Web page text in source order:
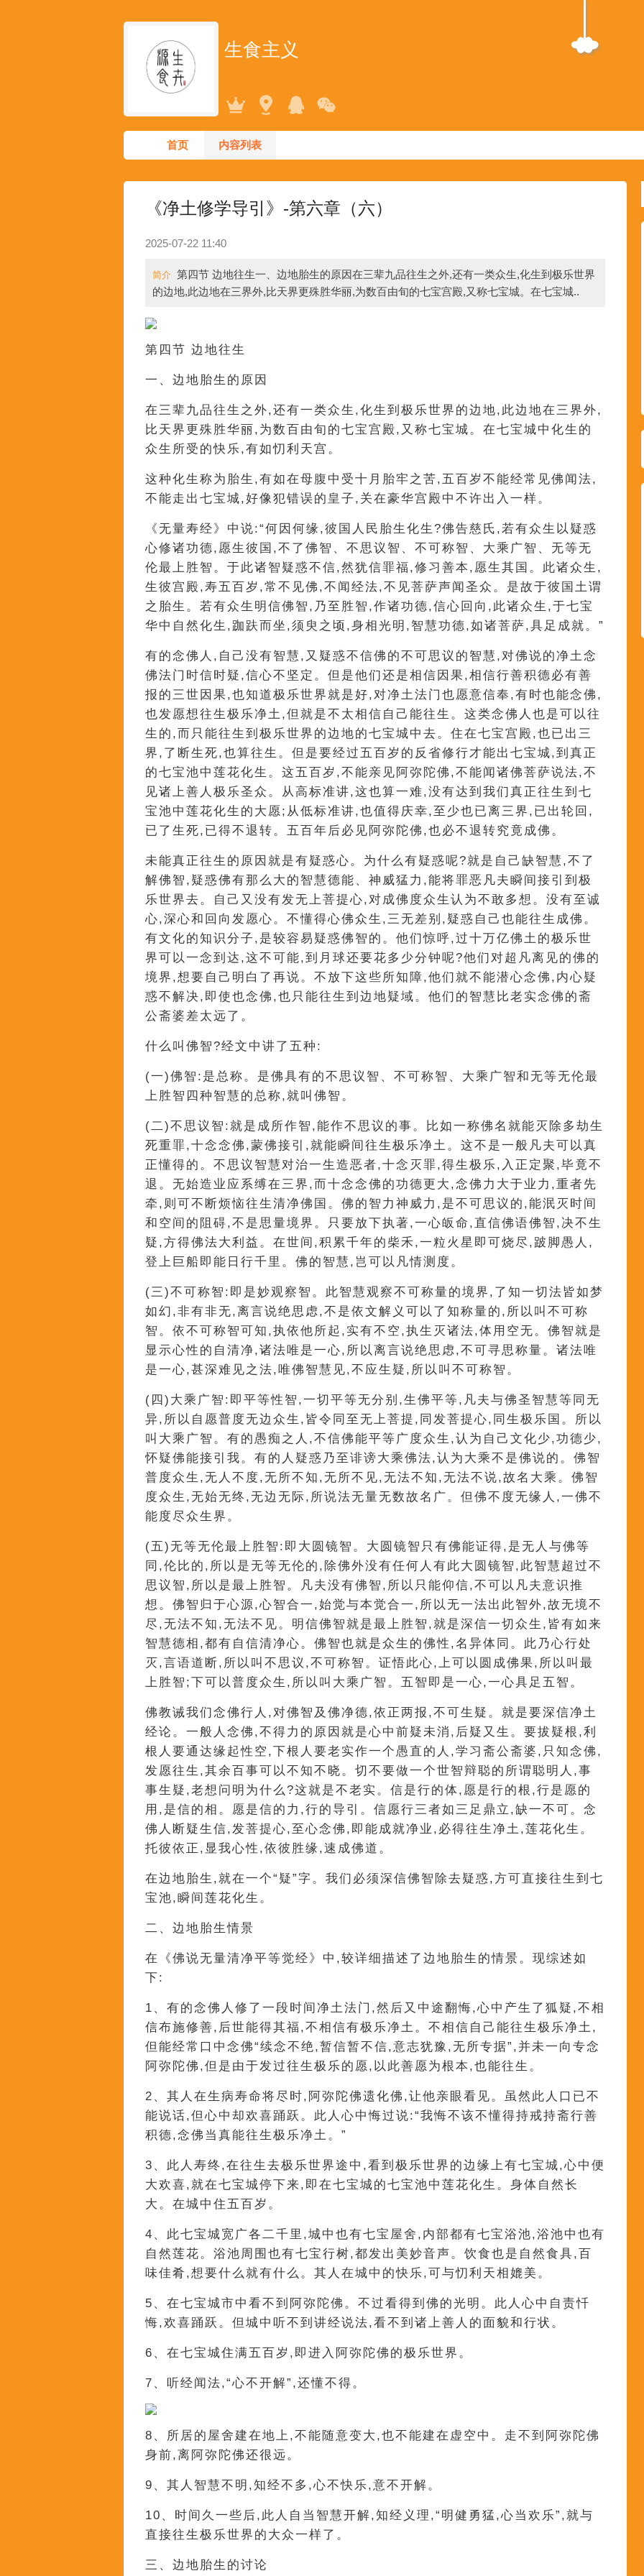
生食主义
首页 内容列表
《净土修学导引》-第六章（六）
2025-07-22 11:40
简介 第四节 边地往生一、边地胎生的原因在三辈九品往生之外,还有一类众生,化生到极乐世界
的边地,此边地在三界外,比天界更殊胜华丽,为数百由旬的七宝宫殿,又称七宝城。在七宝城..
第四节 边地往生
一、边地胎生的原因
在三辈九品往生之外,还有一类众生,化生到极乐世界的边地,此边地在三界外,
比天界更殊胜华丽,为数百由旬的七宝宫殿,又称七宝城。在七宝城中化生的
众生所受的快乐,有如忉利天宫。
这种化生称为胎生,有如在母腹中受十月胎牢之苦,五百岁不能经常见佛闻法,
不能走出七宝城,好像犯错误的皇子,关在豪华宫殿中不许出入一样。
《无量寿经》中说:“何因何缘,彼国人民胎生化生?佛告慈氏,若有众生以疑惑
心修诸功德,愿生彼国,不了佛智、不思议智、不可称智、大乘广智、无等无
伦最上胜智。于此诸智疑惑不信,然犹信罪福,修习善本,愿生其国。此诸众生,
生彼宫殿,寿五百岁,常不见佛,不闻经法,不见菩萨声闻圣众。是故于彼国土谓
之胎生。若有众生明信佛智,乃至胜智,作诸功德,信心回向,此诸众生,于七宝
华中自然化生,跏趺而坐,须臾之顷,身相光明,智慧功德,如诸菩萨,具足成就。”
有的念佛人,自己没有智慧,又疑惑不信佛的不可思议的智慧,对佛说的净土念
佛法门时信时疑,信心不坚定。但是他们还是相信因果,相信行善积德必有善
报的三世因果,也知道极乐世界就是好,对净土法门也愿意信奉,有时也能念佛,
也发愿想往生极乐净土,但就是不太相信自己能往生。这类念佛人也是可以往
生的,而只能往生到极乐世界的边地的七宝城中去。住在七宝宫殿,也已出三
界,了断生死,也算往生。但是要经过五百岁的反省修行才能出七宝城,到真正
的七宝池中莲花化生。这五百岁,不能亲见阿弥陀佛,不能闻诸佛菩萨说法,不
见诸上善人极乐圣众。从高标准讲,这也算一难,没有达到我们真正往生到七
宝池中莲花化生的大愿;从低标准讲,也值得庆幸,至少也已离三界,已出轮回,
已了生死,已得不退转。五百年后必见阿弥陀佛,也必不退转究竟成佛。
未能真正往生的原因就是有疑惑心。为什么有疑惑呢?就是自己缺智慧,不了
解佛智,疑惑佛有那么大的智慧德能、神威猛力,能将罪恶凡夫瞬间接引到极
乐世界去。自己又没有发无上菩提心,对成佛度众生认为不敢多想。没有至诚
心,深心和回向发愿心。不懂得心佛众生,三无差别,疑惑自己也能往生成佛。
有文化的知识分子,是较容易疑惑佛智的。他们惊呼,过十万亿佛土的极乐世
界可以一念到达,这不可能,到月球还要花多少分钟呢?他们对超凡离见的佛的
境界,想要自己明白了再说。不放下这些所知障,他们就不能潜心念佛,内心疑
惑不解决,即使也念佛,也只能往生到边地疑域。他们的智慧比老实念佛的斋
公斋婆差太远了。
什么叫佛智?经文中讲了五种:
(一)佛智:是总称。是佛具有的不思议智、不可称智、大乘广智和无等无伦最
上胜智四种智慧的总称,就叫佛智。
(二)不思议智:就是成所作智,能作不思议的事。比如一称佛名就能灭除多劫生
死重罪,十念念佛,蒙佛接引,就能瞬间往生极乐净土。这不是一般凡夫可以真
正懂得的。不思议智慧对治一生造恶者,十念灭罪,得生极乐,入正定聚,毕竟不
退。无始造业应系缚在三界,而十念念佛的功德更大,念佛力大于业力,重者先
牵,则可不断烦恼往生清净佛国。佛的智力神威力,是不可思议的,能泯灭时间
和空间的阻碍,不是思量境界。只要放下执著,一心皈命,直信佛语佛智,决不生
疑,方得佛法大利益。在世间,积累千年的柴禾,一粒火星即可烧尽,跛脚愚人,
登上巨船即能日行千里。佛的智慧,岂可以凡情测度。
(三)不可称智:即是妙观察智。此智慧观察不可称量的境界,了知一切法皆如梦
如幻,非有非无,离言说绝思虑,不是依文解义可以了知称量的,所以叫不可称
智。依不可称智可知,执依他所起,实有不空,执生灭诸法,体用空无。佛智就是
显示心性的自清净,诸法唯是一心,所以离言说绝思虑,不可寻思称量。诸法唯
是一心,甚深难见之法,唯佛智慧见,不应生疑,所以叫不可称智。
(四)大乘广智:即平等性智,一切平等无分别,生佛平等,凡夫与佛圣智慧等同无
异,所以自愿普度无边众生,皆令同至无上菩提,同发菩提心,同生极乐国。所以
叫大乘广智。有的愚痴之人,不信佛能平等广度众生,认为自己文化少,功德少,
怀疑佛能接引我。有的人疑惑乃至诽谤大乘佛法,认为大乘不是佛说的。佛智
普度众生,无人不度,无所不知,无所不见,无法不知,无法不说,故名大乘。佛智
度众生,无始无终,无边无际,所说法无量无数故名广。但佛不度无缘人,一佛不
能度尽众生界。
(五)无等无伦最上胜智:即大圆镜智。大圆镜智只有佛能证得,是无人与佛等
同,伦比的,所以是无等无伦的,除佛外没有任何人有此大圆镜智,此智慧超过不
思议智,所以是最上胜智。凡夫没有佛智,所以只能仰信,不可以凡夫意识推
想。佛智归于心源,心智合一,始觉与本觉合一,所以无一法出此智外,故无境不
尽,无法不知,无法不见。明信佛智就是最上胜智,就是深信一切众生,皆有如来
智慧德相,都有自信清净心。佛智也就是众生的佛性,名异体同。此乃心行处
灭,言语道断,所以叫不思议,不可称智。证悟此心,上可以圆成佛果,所以叫最
上胜智;下可以普度众生,所以叫大乘广智。五智即是一心,一心具足五智。
佛教诫我们念佛行人,对佛智及佛净德,依正两报,不可生疑。就是要深信净土
经论。一般人念佛,不得力的原因就是心中前疑未消,后疑又生。要拔疑根,利
根人要通达缘起性空,下根人要老实作一个愚直的人,学习斋公斋婆,只知念佛,
发愿往生,其余百事可以不知不晓。切不要做一个世智辩聪的所谓聪明人,事
事生疑,老想问明为什么?这就是不老实。信是行的体,愿是行的根,行是愿的
用,是信的相。愿是信的力,行的导引。信愿行三者如三足鼎立,缺一不可。念
佛人断疑生信,发菩提心,至心念佛,即能成就净业,必得往生净土,莲花化生。
托彼依正,显我心性,依彼胜缘,速成佛道。
在边地胎生,就在一个“疑”字。我们必须深信佛智除去疑惑,方可直接往生到七
宝池,瞬间莲花化生。
二、边地胎生情景
在《佛说无量清净平等觉经》中,较详细描述了边地胎生的情景。现综述如
下:
1、有的念佛人修了一段时间净土法门,然后又中途翻悔,心中产生了狐疑,不相
信布施修善,后世能得其福,不相信有极乐净土。不相信自己能往生极乐净土,
但能经常口中念佛“续念不绝,暂信暂不信,意志犹豫,无所专据”,并未一向专念
阿弥陀佛,但是由于发过往生极乐的愿,以此善愿为根本,也能往生。
2、其人在生病寿命将尽时,阿弥陀佛遗化佛,让他亲眼看见。虽然此人口已不
能说话,但心中却欢喜踊跃。此人心中悔过说:“我悔不该不懂得持戒持斋行善
积德,念佛当真能往生极乐净土。”
3、此人寿终,在往生去极乐世界途中,看到极乐世界的边缘上有七宝城,心中便
大欢喜,就在七宝城停下来,即在七宝城的七宝池中莲花化生。身体自然长
大。在城中住五百岁。
4、此七宝城宽广各二千里,城中也有七宝屋舍,内部都有七宝浴池,浴池中也有
自然莲花。浴池周围也有七宝行树,都发出美妙音声。饮食也是自然食具,百
味佳肴,想要什么就有什么。其人在城中的快乐,可与忉利天相媲美。
5、在七宝城市中看不到阿弥陀佛。不过看得到佛的光明。此人心中自责忏
悔,欢喜踊跃。但城中听不到讲经说法,看不到诸上善人的面貌和行状。
6、在七宝城住满五百岁,即进入阿弥陀佛的极乐世界。
7、听经闻法,“心不开解”,还懂不得。
8、所居的屋舍建在地上,不能随意变大,也不能建在虚空中。走不到阿弥陀佛
身前,离阿弥陀佛还很远。
9、其人智慧不明,知经不多,心不快乐,意不开解。
10、时间久一些后,此人自当智慧开解,知经义理,“明健勇猛,心当欢乐”,就与
直接往生极乐世界的大众一样了。
三、边地胎生的讨论